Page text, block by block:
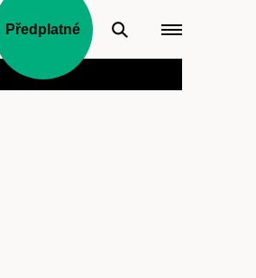
Předplatné